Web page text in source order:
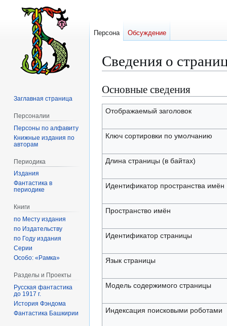
Сведения о
Перейти
к
навигации
Перейти
к
поиску
Основные сведения
Отображаемый заголовок
Ключ сортировки по умолчанию
Длина страницы (в байтах)
Идентификатор пространства имён
Пространство имён
Идентификатор страницы
Язык страницы
Модель содержимого страницы
Индексация поисковыми роботами
Персона Обсуждение
Заглавная страница
Персоналии
Персоны по алфавиту
Книжные издания по
авторам
Периодика
Издания
Фантастика в
периодике
Книги
по Месту издания
по Издательству
по Году издания
Серии
Особо: «Рамка»
Разделы и Проекты
Русская фантастика
до 1917 г.
История Фэндома
Фантастика Башкирии